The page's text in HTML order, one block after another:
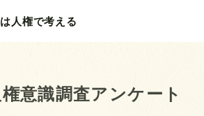
人権で考える
意識調査アンケート